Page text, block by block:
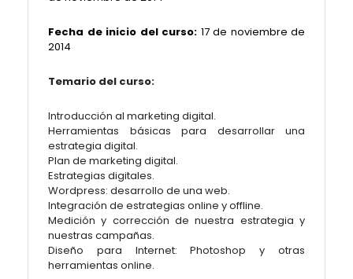
Fecha de inicio del curso: 17 de noviembre de
2014
Temario del curso:
Introducción al marketing digital.
Herramientas básicas para desarrollar una
estrategia digital.
Plan de marketing digital.
Estrategias digitales.
Wordpress: desarrollo de una web.
Integración de estrategias online y offline.
Medición y corrección de nuestra estrategia y
nuestras campañas.
Diseño para Internet: Photoshop y otras
herramientas online.